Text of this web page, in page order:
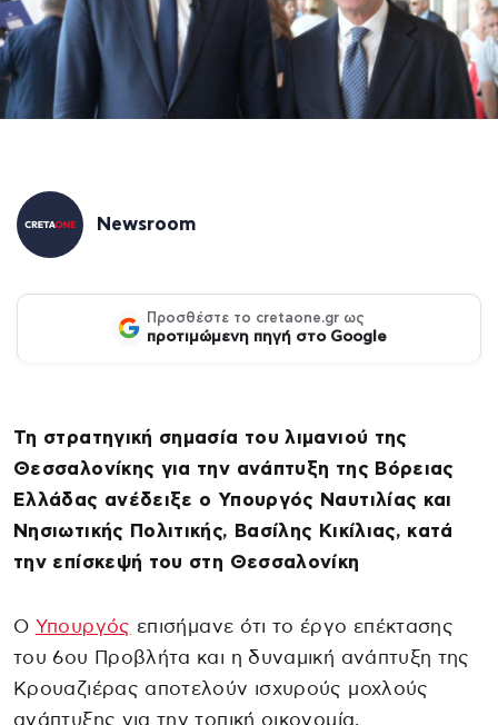
Newsroom
Προσθέστε το cretaone.gr ως
προτιμώμενη πηγή στο Google
Τη στρατηγική σημασία του λιμανιού της
Θεσσαλονίκης για την ανάπτυξη της Βόρειας
Ελλάδας ανέδειξε ο Υπουργός Ναυτιλίας και
Νησιωτικής Πολιτικής, Βασίλης Κικίλιας, κατά
την επίσκεψή του στη Θεσσαλονίκη
Ο Υπουργός επισήμανε ότι το έργο επέκτασης
του 6ου Προβλήτα και η δυναμική ανάπτυξη της
Κρουαζιέρας αποτελούν ισχυρούς μοχλούς
ανάπτυξης για την τοπική οικονομία,